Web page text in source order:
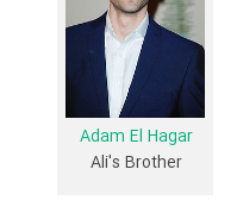
متوسط فعالیت 2ام بازیگران این اثر است.
اثر تجربه کرده‌اند، در واقع در Room to Rent 6 فیلم اولی بوده‌اند:
Adam El Hagar
Ali's Brother